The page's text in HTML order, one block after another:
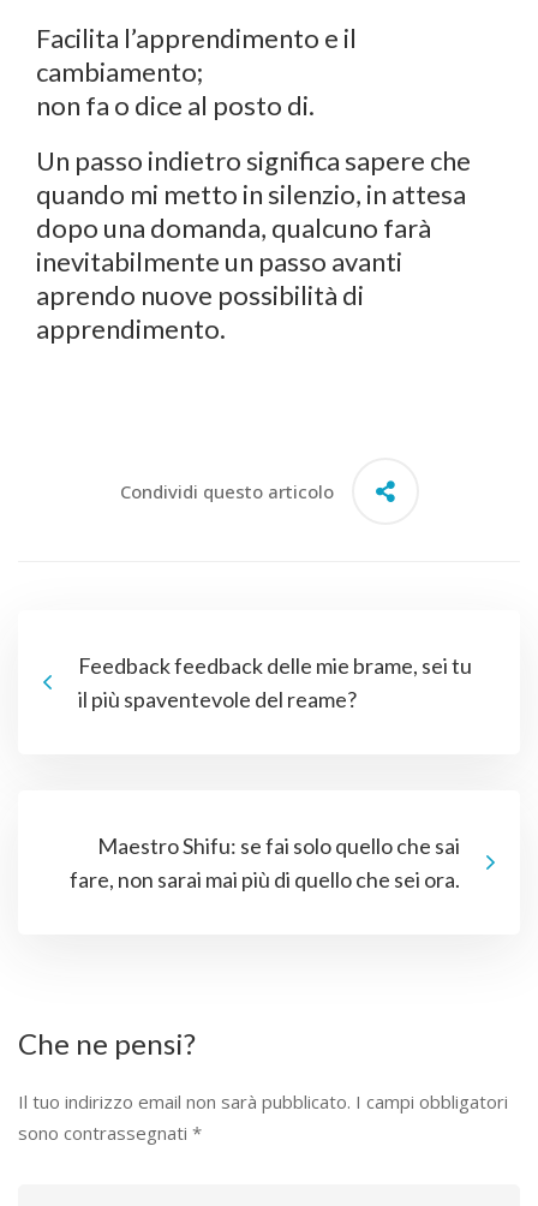
Facilita l’apprendimento e il
cambiamento;
non fa o dice al posto di.
Un passo indietro significa sapere che
quando mi metto in silenzio, in attesa
dopo una domanda, qualcuno farà
inevitabilmente un passo avanti
aprendo nuove possibilità di
apprendimento.
Condividi questo articolo
Feedback feedback delle mie brame, sei tu
il più spaventevole del reame?
Maestro Shifu: se fai solo quello che sai
fare, non sarai mai più di quello che sei ora.
Che ne pensi?
Il tuo indirizzo email non sarà pubblicato. I campi obbligatori
sono contrassegnati *